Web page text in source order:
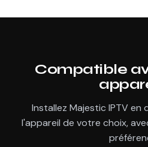
Compatible
Installez Majestic IPTV en
l'appareil de votre choix,